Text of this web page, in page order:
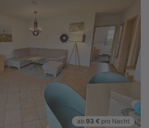
ab 93 € pro Nacht